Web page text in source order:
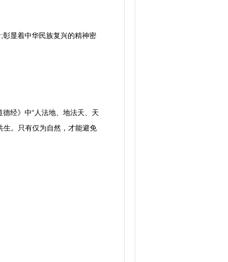
显着中华民族复兴的精神密
经》中“人法地、地法天、天
。只有仅为自然，才能避免